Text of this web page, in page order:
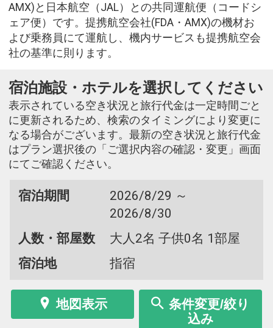
AMX)と日本航空（JAL）との共同運航便（コードシ
ェア便）です。提携航空会社(FDA・AMX)の機材お
よび乗務員にて運航し、機内サービスも提携航空会
社の基準に則ります。
宿泊施設・ホテルを選択してください
表示されている空き状況と旅行代金は一定時間ごと
に更新されるため、検索のタイミングにより変更に
なる場合がございます。最新の空き状況と旅行代金
はプラン選択後の「ご選択内容の確認・変更」画面
にてご確認ください。
宿泊期間
2026/8/29 ～
2026/8/30
人数・部屋数
大人2名 子供0名 1部屋
宿泊地
指宿
地図表示
条件変更/絞り
込み